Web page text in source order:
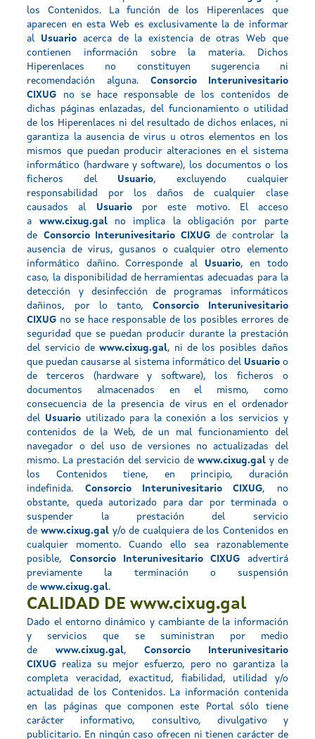
los Contenidos. La función de los Hiperenlaces que
aparecen en esta Web es exclusivamente la de informar
al Usuario acerca de la existencia de otras Web que
contienen información sobre la materia. Dichos
Hiperenlaces no constituyen sugerencia ni
recomendación alguna. Consorcio Interunivesitario
CIXUG no se hace responsable de los contenidos de
dichas páginas enlazadas, del funcionamiento o utilidad
de los Hiperenlaces ni del resultado de dichos enlaces, ni
garantiza la ausencia de virus u otros elementos en los
mismos que puedan producir alteraciones en el sistema
informático (hardware y software), los documentos o los
ficheros del Usuario, excluyendo cualquier
responsabilidad por los daños de cualquier clase
causados al
Usuariopor este motivo. El acceso
a www.cixug.galno implica la obligación por parte
de Consorcio Interunivesitario CIXUGde controlar la
ausencia de virus, gusanos o cualquier otro elemento
informático dañino. Corresponde al
Usuario, en todo
caso, la disponibilidad de herramientas adecuadas para la
detección y desinfección de programas informáticos
dañinos, por lo tanto,Consorcio Interunivesitario
CIXUG no se hace responsable de los posibles errores de
seguridad que se puedan producir durante la prestación
del servicio de www.cixug.gal, ni de los posibles daños
que puedan causarse al sistema informático del Usuarioo
de terceros (hardware y software), los ficheros o
documentos almacenados en el mismo, como
consecuencia de la presencia de virus en el ordenador
del Usuario utilizado para la conexión a los servicios y
contenidos de la Web, de un mal funcionamiento del
navegador o del uso de versiones no actualizadas del
mismo. La prestación del servicio de www.cixug.galy de
los Contenidos tiene, en principio, duración
indefinida. Consorcio Interunivesitario CIXUG, no
obstante, queda autorizado para dar por terminada o
suspender la prestación del servicio
dewww.cixug.gal y/o de cualquiera de los Contenidos en
cualquier momento. Cuando ello sea razonablemente
posible,Consorcio Interunivesitario CIXUGadvertirá
previamente la terminación o suspensión
dewww.cixug.gal.
CALIDAD DE www.cixug.gal
Dado el entorno dinámico y cambiante de la información
y servicios que se suministran por medio
de www.cixug.gal,Consorcio Interunivesitario
CIXUG realiza su mejor esfuerzo, pero no garantiza la
completa veracidad, exactitud, fiabilidad, utilidad y/o
actualidad de los Contenidos. La información contenida
en las páginas que componen este Portal sólo tiene
carácter informativo, consultivo, divulgativo y
publicitario. En ningún caso ofrecen ni tienen carácter de